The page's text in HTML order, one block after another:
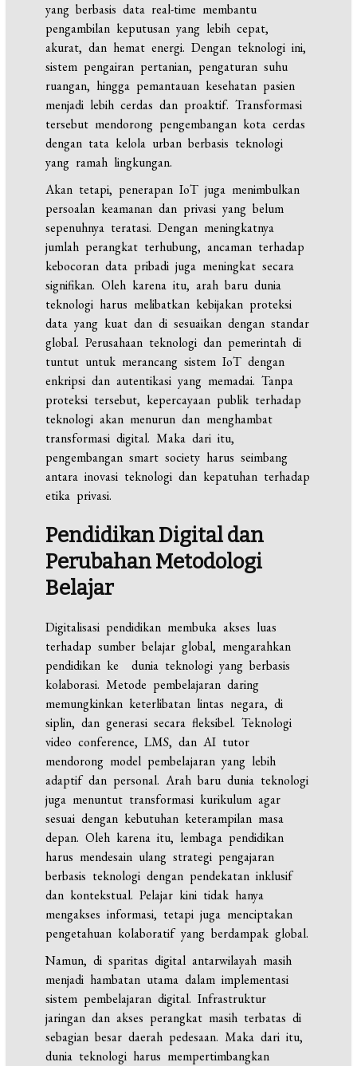
yang berbasis data real-time membantu
pengambilan keputusan yang lebih cepat,
akurat, dan hemat energi. Dengan teknologi ini,
sistem pengairan pertanian, pengaturan suhu
ruangan, hingga pemantauan kesehatan pasien
menjadi lebih cerdas dan proaktif. Transformasi
tersebut mendorong pengembangan kota cerdas
dengan tata kelola urban berbasis teknologi
yang ramah lingkungan.
Akan tetapi, penerapan IoT juga menimbulkan
persoalan keamanan dan privasi yang belum
sepenuhnya teratasi. Dengan meningkatnya
jumlah perangkat terhubung, ancaman terhadap
kebocoran data pribadi juga meningkat secara
signifikan. Oleh karena itu, arah baru dunia
teknologi harus melibatkan kebijakan proteksi
data yang kuat dan di sesuaikan dengan standar
global. Perusahaan teknologi dan pemerintah di
tuntut untuk merancang sistem IoT dengan
enkripsi dan autentikasi yang memadai. Tanpa
proteksi tersebut, kepercayaan publik terhadap
teknologi akan menurun dan menghambat
transformasi digital. Maka dari itu,
pengembangan smart society harus seimbang
antara inovasi teknologi dan kepatuhan terhadap
etika privasi.
Pendidikan Digital dan
Perubahan Metodologi
Belajar
Digitalisasi pendidikan membuka akses luas
terhadap sumber belajar global, mengarahkan
pendidikan ke dunia teknologi yang berbasis
kolaborasi. Metode pembelajaran daring
memungkinkan keterlibatan lintas negara, di
siplin, dan generasi secara fleksibel. Teknologi
video conference, LMS, dan AI tutor
mendorong model pembelajaran yang lebih
adaptif dan personal. Arah baru dunia teknologi
juga menuntut transformasi kurikulum agar
sesuai dengan kebutuhan keterampilan masa
depan. Oleh karena itu, lembaga pendidikan
harus mendesain ulang strategi pengajaran
berbasis teknologi dengan pendekatan inklusif
dan kontekstual. Pelajar kini tidak hanya
mengakses informasi, tetapi juga menciptakan
pengetahuan kolaboratif yang berdampak global.
Namun, di sparitas digital antarwilayah masih
menjadi hambatan utama dalam implementasi
sistem pembelajaran digital. Infrastruktur
jaringan dan akses perangkat masih terbatas di
sebagian besar daerah pedesaan. Maka dari itu,
dunia teknologi harus mempertimbangkan